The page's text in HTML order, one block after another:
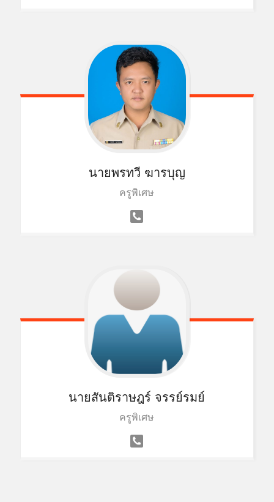
นายพรทวี ฆารบุญ
ครูพิเศษ
นายสันติราษฎร์ จรรย์รมย์
ครูพิเศษ